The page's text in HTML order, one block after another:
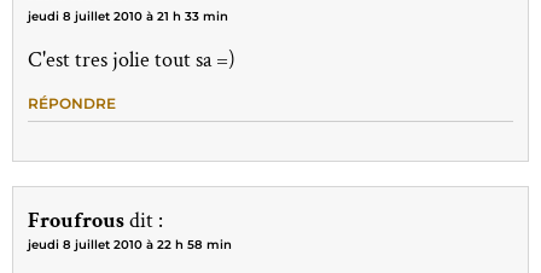
jeudi 8 juillet 2010 à 21 h 33 min
C'est tres jolie tout sa =)
RÉPONDRE
Froufrousdit :
jeudi 8 juillet 2010 à 22 h 58 min